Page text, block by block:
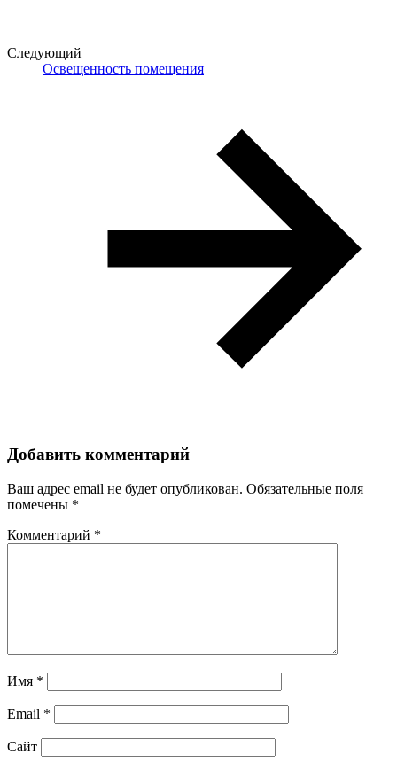
Следующий
Освещенность помещения
Добавить комментарий
Ваш адрес email не будет опубликован. Обязательные поля
помечены *
Комментарий *
Имя *
Email *
Сайт